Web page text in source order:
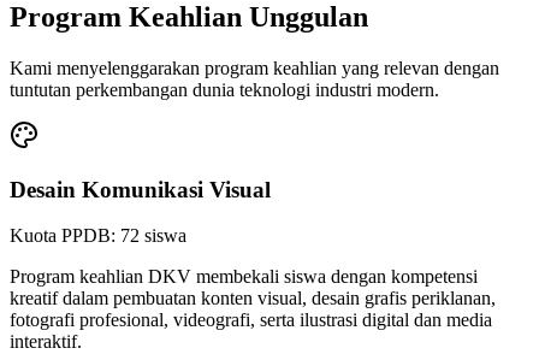
Program Keahlian Unggulan
Kami menyelenggarakan program keahlian yang relevan dengan
tuntutan perkembangan dunia teknologi industri modern.
Desain Komunikasi Visual
Kuota PPDB: 72 siswa
Program keahlian DKV membekali siswa dengan kompetensi
kreatif dalam pembuatan konten visual, desain grafis periklanan,
fotografi profesional, videografi, serta ilustrasi digital dan media
interaktif.